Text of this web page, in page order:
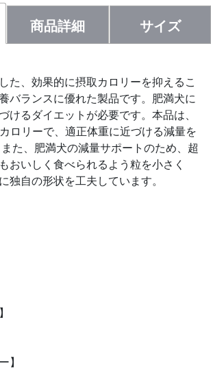
商品詳細 サイズ
た、効果的に摂取カロリーを抑えるこ
バランスに優れた製品です。肥満犬に
けるダイエットが必要です。本品は、
ロリーで、適正体重に近づける減量を
た、肥満犬の減量サポートのため、超
おいしく食べられるよう粒を小さく
独自の形状を工夫しています。
】